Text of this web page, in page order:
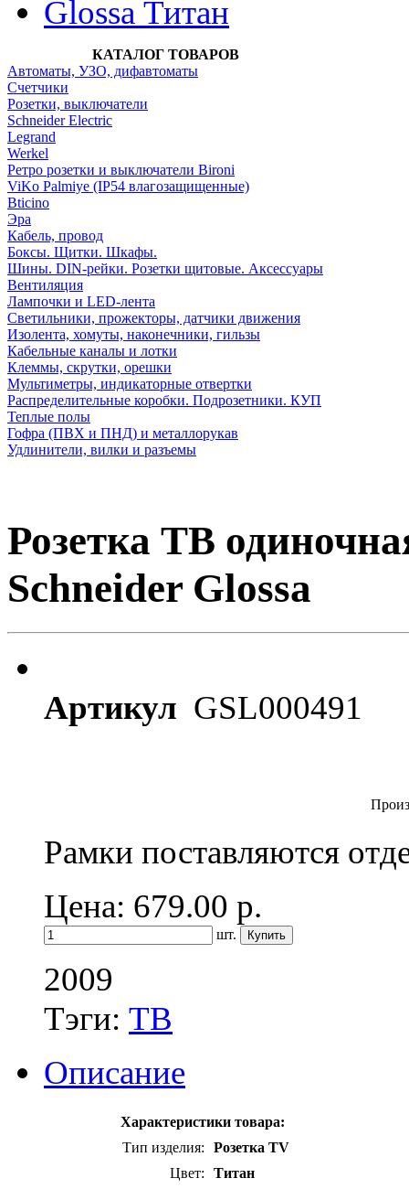
Glossa Титан
КАТАЛОГ ТОВАРОВ
Автоматы, УЗО, дифавтоматы
Счетчики
Розетки, выключатели
Schneider Electric
Legrand
Werkel
Ретро розетки и выключатели Bironi
ViKo Palmiye (IP54 влагозащищенные)
Bticino
Эра
Кабель, провод
Боксы. Щитки. Шкафы.
Шины. DIN-рейки. Розетки щитовые. Аксессуары
Вентиляция
Лампочки и LED-лента
Светильники, прожекторы, датчики движения
Изолента, хомуты, наконечники, гильзы
Кабельные каналы и лотки
Клеммы, скрутки, орешки
Мультиметры, индикаторные отвертки
Распределительные коробки. Подрозетники. КУП
Теплые полы
Гофра (ПВХ и ПНД) и металлорукав
Удлинители, вилки и разъемы
Розетка ТВ
Schneider Glossa
Артикул GSL000491
Рамки поставляются
Цена: 679.00 р.
шт.
2009
Тэги: ТВ
Описание
Характеристики товара:
Тип изделия:
Розетка TV
Цвет:
Титан